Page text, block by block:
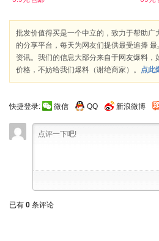
批发价值得买是一个中立的，致力于帮助广
的分享平台，每天为网友们提供最受追捧
资讯。我们的信息大部分来自于网友爆料，
价格，不妨给我们爆料（谢绝商家）。 点此
快捷登录: 微信 QQ 新浪微博
已有 0 条评论